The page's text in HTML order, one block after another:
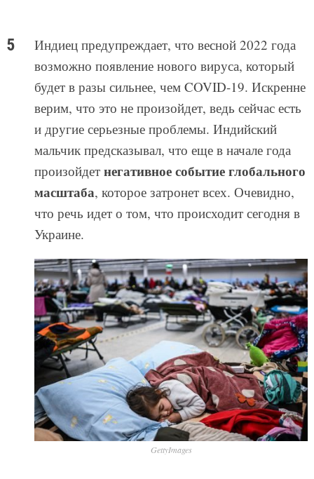
Индиец предупреждает, что весной 2022 года
возможно появление нового вируса, который
будет в разы сильнее, чем COVID-19. Искренне
верим, что это не произойдет, ведь сейчас есть
и другие серьезные проблемы. Индийский
мальчик предсказывал, что еще в начале года
произойдет негативное событие глобального
масштаба, которое затронет всех. Очевидно,
что речь идет о том, что происходит сегодня в
Украине.
GettyImages